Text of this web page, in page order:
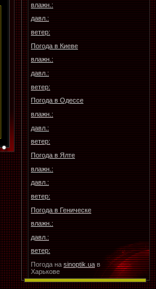
влажн.:
давл.:
ветер:
Погода в Киеве
влажн.:
давл.:
ветер:
Погода в Одессе
влажн.:
давл.:
ветер:
Погода в Ялте
влажн.:
давл.:
ветер:
Погода в Геническе
влажн.:
давл.:
ветер:
Погода на sinoptik.ua в
Харькове